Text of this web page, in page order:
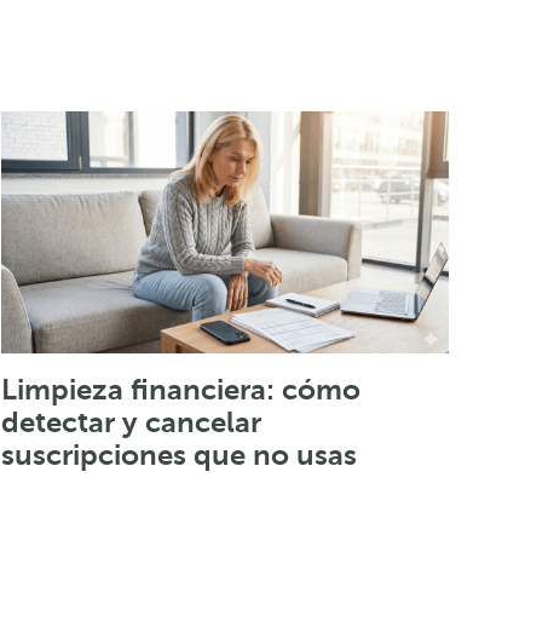
Limpieza financiera: cómo
detectar y cancelar
suscripciones que no usas